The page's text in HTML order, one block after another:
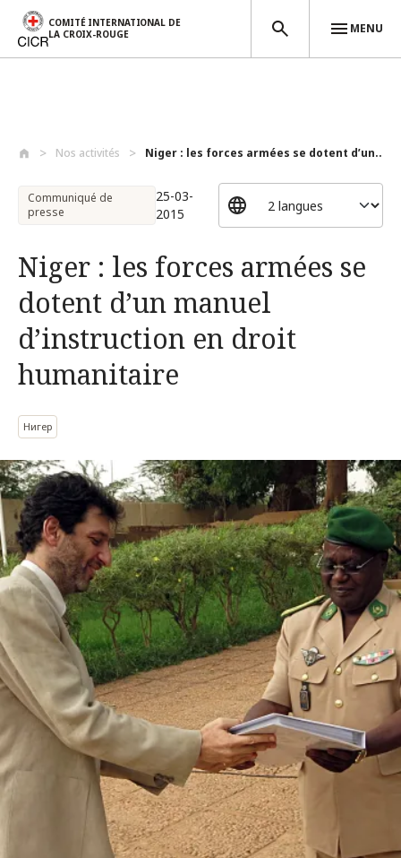
COMITÉ INTERNATIONAL DE
LA CROIX-ROUGE
MENU
Nos activités Niger : les forces armées se dotent d’un...
Communiqué de
presse
25-03-
2015
Niger : les forces armées se
dotent d’un manuel
d’instruction en droit
humanitaire
Нигер